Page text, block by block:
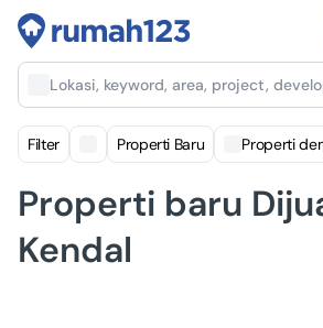
Lokasi, keyword, area, project,
Filter Properti Baru Properti
Properti baru
Kendal